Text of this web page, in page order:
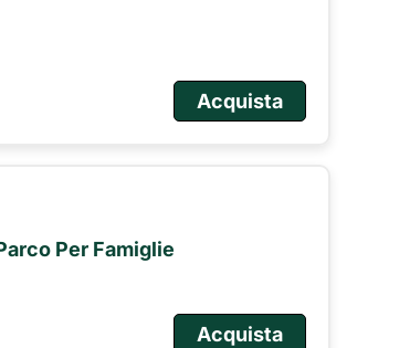
Acquista
Per Famiglie
Acquista